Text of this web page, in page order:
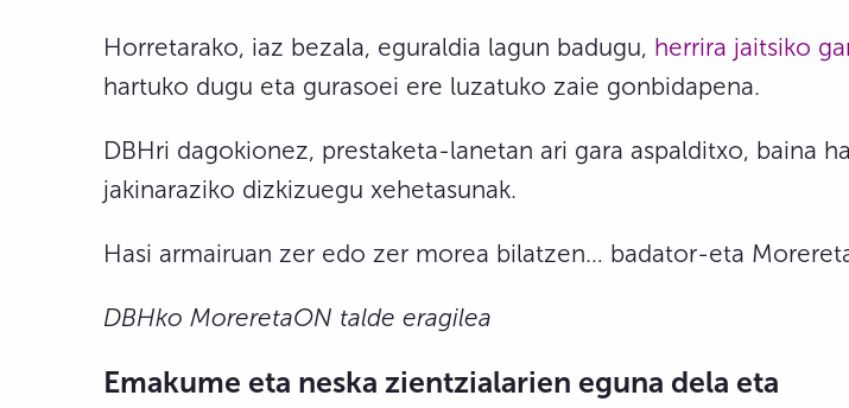
Horretarako, iaz bezala, eguraldia lagun badugu, herrira jaitsiko
hartuko dugu eta gurasoei ere luzatuko zaie gonbidapena.
DBHri dagokionez, prestaketa-lanetan ari gara aspalditxo, baina
jakinaraziko dizkizuegu xehetasunak.
Hasi armairuan zer edo zer morea bilatzen… badator-eta
DBHko MoreretaON talde eragilea
Emakume eta neska zientzialarien eguna dela eta